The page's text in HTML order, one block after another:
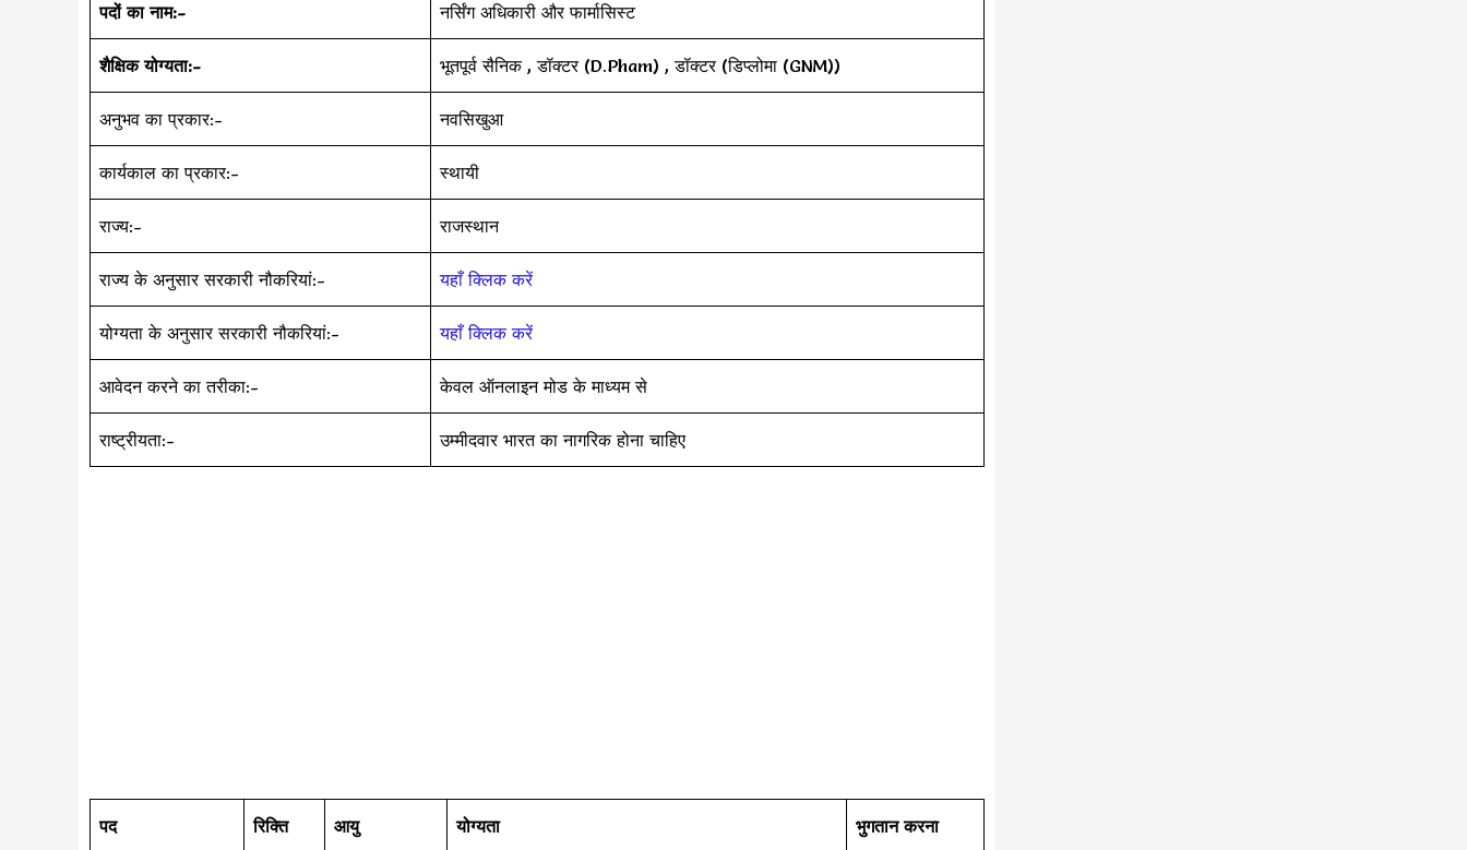
पदों का नाम:- नर्सिंग अधिकारी और फार्मासिस्ट
शैक्षिक योग्यता:- भूतपूर्व सैनिक , डॉक्टर (D.Pham) , डॉक्टर (डिप्लोमा (GNM))
अनुभव का प्रकार:- नवसिखुआ
कार्यकाल का प्रकार:- स्थायी
राज्य:- राजस्थान
राज्य के अनुसार सरकारी नौकरियां:- यहाँ क्लिक करें
योग्यता के अनुसार सरकारी नौकरियां:- यहाँ क्लिक करें
आवेदन करने का तरीका:- केवल ऑनलाइन मोड के माध्यम से
राष्ट्रीयता:- उम्मीदवार भारत का नागरिक होना चाहिए
पद रिक्ति आयु योग्यता भुगतान करना